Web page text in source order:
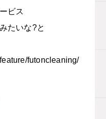
ビス
たいな?と
futoncleaning/